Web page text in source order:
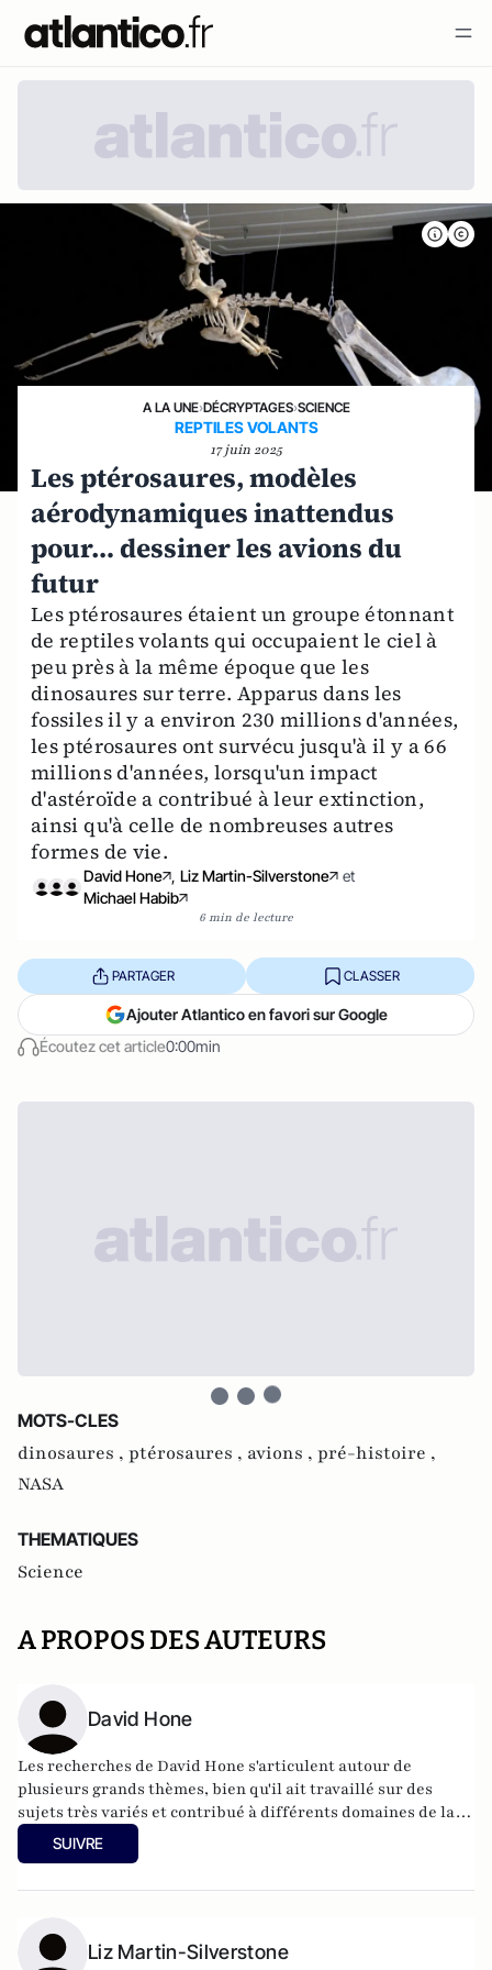
A LA UNE›DÉCRYPTAGES›SCIENCE
REPTILES VOLANTS
17 juin 2025
Les ptérosaures, modèles
aérodynamiques inattendus
pour… dessiner les avions du
futur
Les ptérosaures étaient un groupe étonnant
de reptiles volants qui occupaient le ciel à
peu près à la même époque que les
dinosaures sur terre. Apparus dans les
fossiles il y a environ 230 millions d'années,
les ptérosaures ont survécu jusqu'à il y a 66
millions d'années, lorsqu'un impact
d'astéroïde a contribué à leur extinction,
ainsi qu'à celle de nombreuses autres
formes de vie.
David Hone , Liz Martin-Silverstone
et
Michael Habib
6 min de lecture
Écoutez cet article0:00min
PARTAGER CLASSER
Ajouter Atlantico en favori sur Google
MOTS-CLES
dinosaures , ptérosaures , avions , pré-histoire ,
NASA
THEMATIQUES
Science
A PROPOS DES AUTEURS
David Hone
Les recherches de David Hone s'articulent autour de
plusieurs grands thèmes, bien qu'il ait travaillé sur des
sujets très variés et contribué à différents domaines de la
recherche paléontologique et biologique. Ses travaux
portent sur les dinosaures (non aviaires) dans leur
SUIVRE
Liz Martin-Silverstone